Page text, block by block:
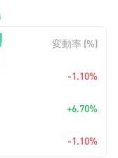
変動率 (%)
-1.10%
+6.70%
-1.10%